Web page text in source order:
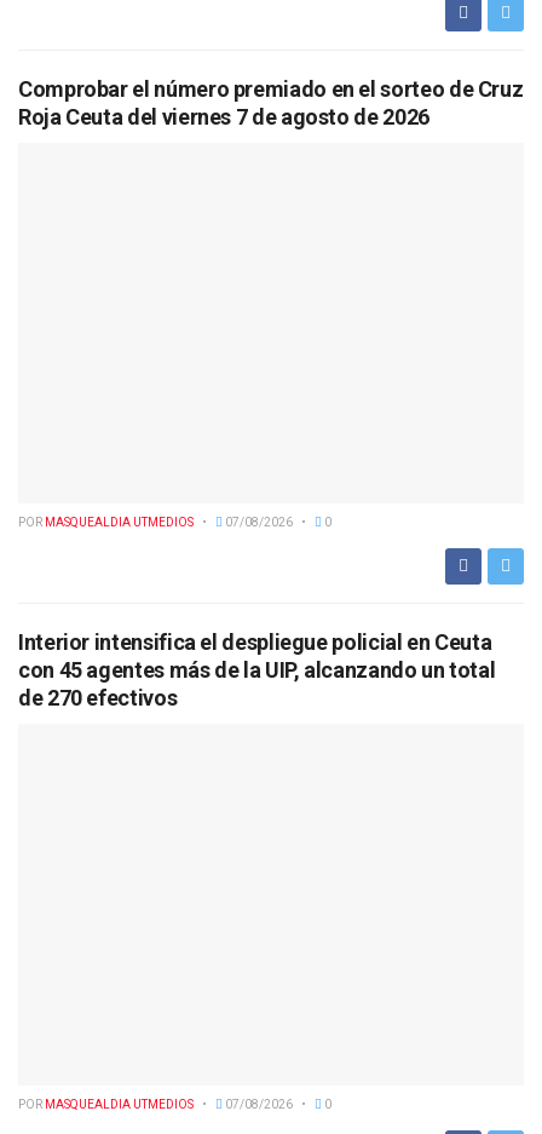
Comprobar el número premiado en el sorteo de Cruz
Roja Ceuta del viernes 7 de agosto de 2026
POR MASQUEALDIA UTMEDIOS 07/08/2026 0
Interior intensifica el despliegue policial en Ceuta
con 45 agentes más de la UIP, alcanzando un total
de 270 efectivos
POR MASQUEALDIA UTMEDIOS 07/08/2026 0